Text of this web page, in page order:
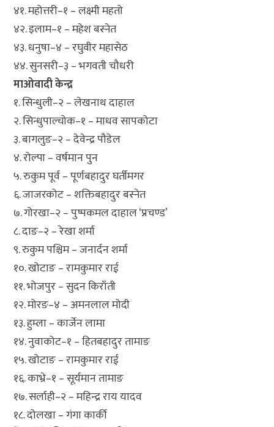
४१. महोत्तरी–१ – लक्ष्मी महतो
४२. इलाम–१ – महेश बस्नेत
४३. धनुषा–४ – रघुवीर महासेठ
४४. सुनसरी–३ – भगवती चौधरी
माओवादी केन्द्र
१. सिन्धुली–२ – लेखनाथ दाहाल
२. सिन्धुपाल्चोक–१ – माधव सापकोटा
३. बागलुङ–२ – देवेन्द्र पौडेल
४. रोल्पा – वर्षमान पुन
५. रुकुम पूर्व – पूर्णबहादुर घर्तीमगर
६. जाजरकोट – शक्तिबहादुर बस्नेत
७. गोरखा–२ – पुष्पकमल दाहाल ‘प्रचण्ड’
८. दाङ–२ – रेखा शर्मा
९. रुकुम पश्चिम – जनार्दन शर्मा
१०. खोटाङ – रामकुमार राई
११. भोजपुर – सुदन किराँती
१२. मोरङ–४ – अमनलाल मोदी
१३. हुम्ला – कार्जेन लामा
१४. नुवाकोट–१ – हितबहादुर तामाङ
१५. खोटाङ – रामकुमार राई
१६. काभ्रे–१ – सूर्यमान तामाङ
१७. सर्लाही–२ – महिन्द्र राय यादव
१८. दोलखा – गंगा कार्की